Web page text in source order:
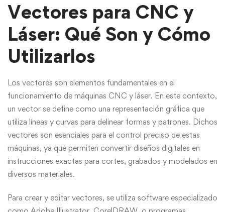
Vectores para CNC y
Láser: Qué Son y Cómo
Utilizarlos
Los vectores son elementos fundamentales en el
funcionamiento de máquinas CNC y láser. En este contexto,
un vector se define como una representación gráfica que
utiliza líneas y curvas para delinear formas y patrones. Dichos
vectores son esenciales para el control preciso de estas
máquinas, ya que permiten convertir diseños digitales en
instrucciones exactas para cortes, grabados y modelados en
diversos materiales.
Para crear y editar vectores, se utiliza software especializado